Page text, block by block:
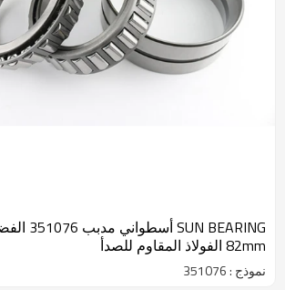
82mm الفولاذ المقاوم للصدأ
نموذج : 351076